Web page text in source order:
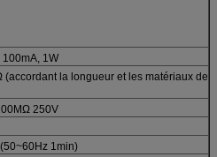
1W
la longueur et les matériaux de
250V
1min)